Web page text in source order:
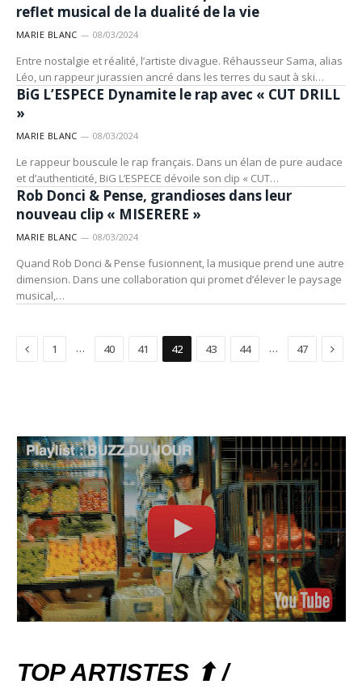
reflet musical de la dualité de la vie
MARIE BLANC 08/03/2024
Entre nostalgie et réalité, l’artiste divague. Réhausseur Sama, alias
Léo, un rappeur jurassien ancré dans les terres du saut à ski…
ARTISTES
BiG L’ESPECE Dynamite le rap avec « CUT DRILL
»
MARIE BLANC 08/03/2024
Le rappeur bouscule le rap français. Dans un élan de pure audace
et d’authenticité, BiG L’ESPECE dévoile son clip « CUT…
ARTISTES
Rob Donci & Pense, grandioses dans leur
nouveau clip « MISERERE »
MARIE BLANC 08/03/2024
Quand Rob Donci & Pense fusionnent, la musique prend une autre
dimension. Dans une collaboration qui promet d’élever le paysage
musical,…
Précédent
1 … 40 41 42 43 44 … 47
TOP ARTISTES ⬆ /